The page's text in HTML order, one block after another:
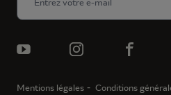
Mentions légales Conditions